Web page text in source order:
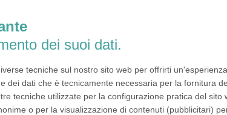
dei suoi dati.
tecniche sul nostro sito web per offrirti
dei dati che è tecnicamente necessaria per la fornitura
tecniche utilizzate per la configurazione pratica del sito
o per la visualizzazione di contenuti (pubblicitari)